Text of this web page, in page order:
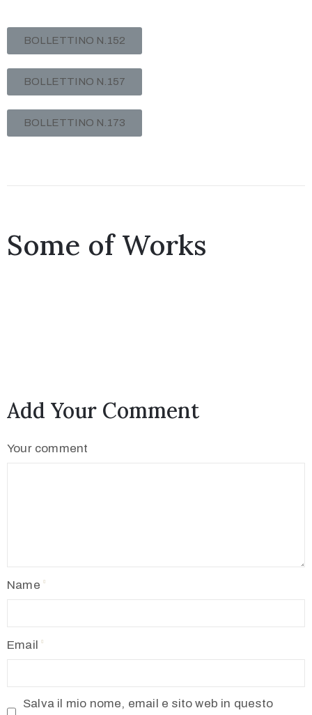
BOLLETTINO N.152
BOLLETTINO N.157
BOLLETTINO N.173
Some of Works
Add Your Comment
Your comment
Name
Email
Salva il mio nome, email e sito web in questo